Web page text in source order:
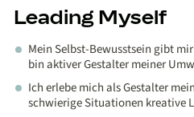
Leading Myself
Mein Selbst-Bewusstsein gibt
bin aktiver Gestalter meiner
Ich erlebe mich als Gestalter
schwierige Situationen kreative